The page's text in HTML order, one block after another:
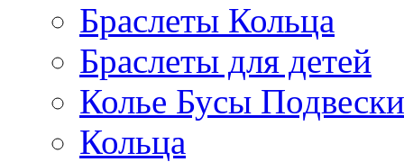
Браслеты Кольца
Браслеты для детей
Колье Бусы Подвески
Кольца